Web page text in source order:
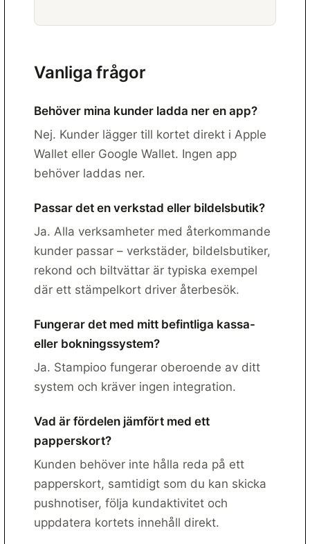
Vanliga frågor
Behöver mina kunder ladda ner en app?
Nej. Kunder lägger till kortet direkt i Apple
Wallet eller Google Wallet. Ingen app
behöver laddas ner.
Passar det en verkstad eller bildelsbutik?
Ja. Alla verksamheter med återkommande
kunder passar – verkstäder, bildelsbutiker,
rekond och biltvättar är typiska exempel
där ett stämpelkort driver återbesök.
Fungerar det med mitt befintliga kassa-
eller bokningssystem?
Ja. Stampioo fungerar oberoende av ditt
system och kräver ingen integration.
Vad är fördelen jämfört med ett
papperskort?
Kunden behöver inte hålla reda på ett
papperskort, samtidigt som du kan skicka
pushnotiser, följa kundaktivitet och
uppdatera kortets innehåll direkt.